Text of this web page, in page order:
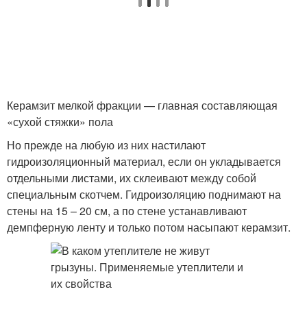
Керамзит мелкой фракции — главная составляющая
«сухой стяжки» пола
Но прежде на любую из них настилают
гидроизоляционный материал, если он укладывается
отдельными листами, их склеивают между собой
специальным скотчем. Гидроизоляцию поднимают на
стены на 15 – 20 см, а по стене устанавливают
демпферную ленту и только потом насыпают керамзит.